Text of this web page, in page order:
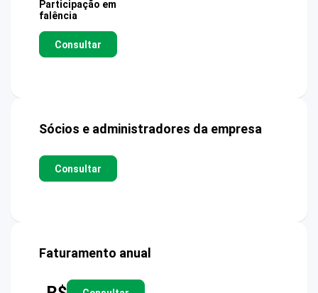
Participação em
falência
Consultar
Sócios e administradores da empresa
Consultar
Faturamento anual